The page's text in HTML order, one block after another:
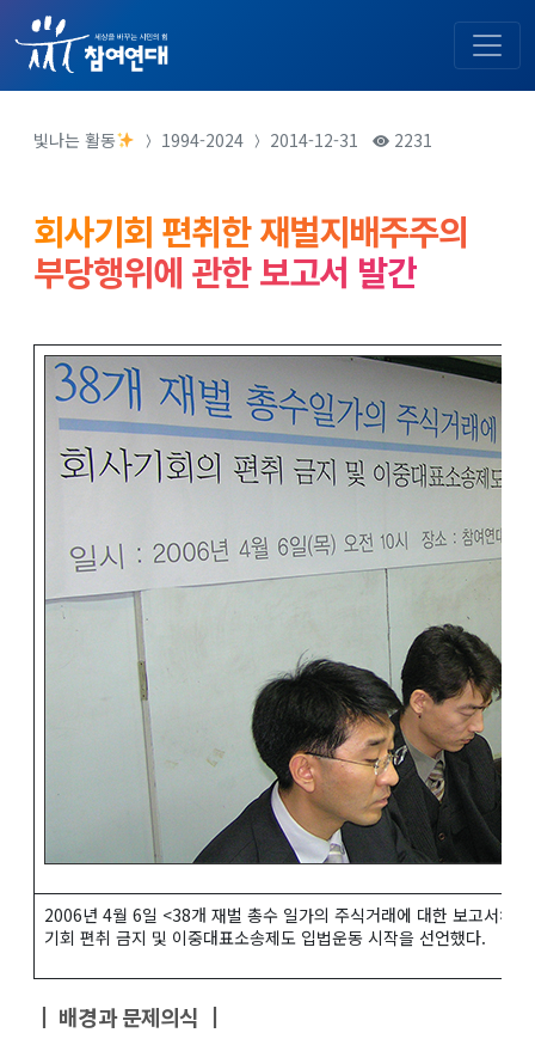
빛나는 활동 1994-2024 2014-12-31 2231
회사기회 편취한 재벌지배주주의
부당행위에 관한 보고서 발간
2006년 4월 6일 <38개 재벌 총수 일가의 주식거래에 대한 보고서>
기회 편취 금지 및 이중대표소송제도 입법운동 시작을 선언했다.
┃ 배경과 문제의식 ┃